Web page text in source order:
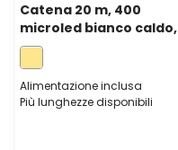
Catena 20 m, 400
microled bianco caldo,
cavo metal argento
Alimentazione inclusa
Più lunghezze disponibili